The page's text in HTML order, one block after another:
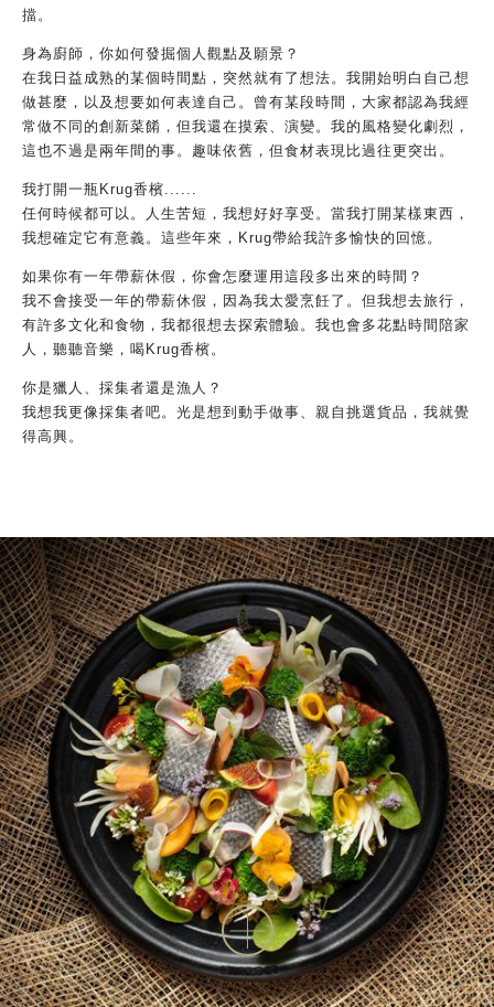
擋。
身為廚師，你如何發掘個人觀點及願景？
在我日益成熟的某個時間點，突然就有了想法。我開始明白自己想
做甚麼，以及想要如何表達自己。曾有某段時間，大家都認為我經
常做不同的創新菜餚，但我還在摸索、演變。我的風格變化劇烈，
這也不過是兩年間的事。趣味依舊，但食材表現比過往更突出。
我打開一瓶Krug香檳......
任何時候都可以。人生苦短，我想好好享受。當我打開某樣東西，
我想確定它有意義。這些年來，Krug帶給我許多愉快的回憶。
如果你有一年帶薪休假，你會怎麼運用這段多出來的時間？
我不會接受一年的帶薪休假，因為我太愛烹飪了。但我想去旅行，
有許多文化和食物，我都很想去探索體驗。我也會多花點時間陪家
人，聽聽音樂，喝Krug香檳。
你是獵人、採集者還是漁人？
我想我更像採集者吧。光是想到動手做事、親自挑選貨品，我就覺
得高興。